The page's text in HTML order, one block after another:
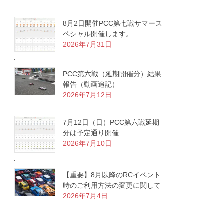
8月2日開催PCC第七戦サマース
ペシャル開催します。
2026年7月31日
PCC第六戦（延期開催分）結果
報告（動画追記）
2026年7月12日
7月12日（日）PCC第六戦延期
分は予定通り開催
2026年7月10日
【重要】8月以降のRCイベント
時のご利用方法の変更に関して
2026年7月4日